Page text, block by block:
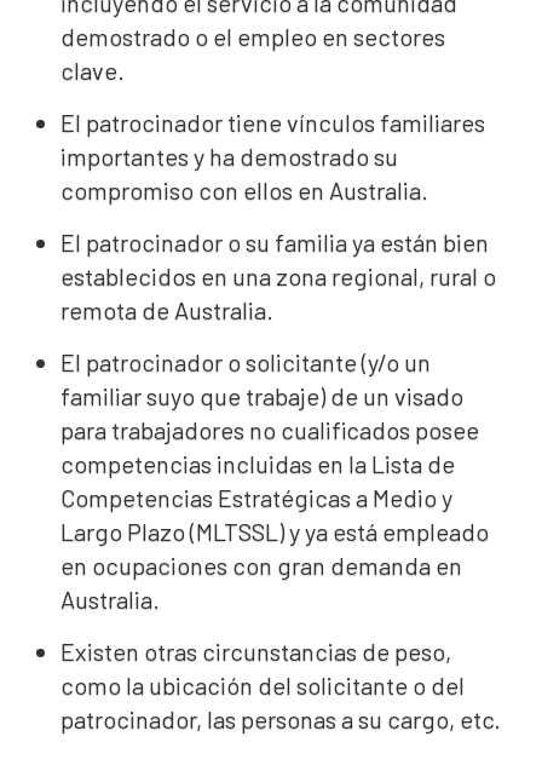
demostrado o el empleo en sectores
clave.
El patrocinador tiene vínculos familiares
importantes y ha demostrado su
compromiso con ellos en Australia.
El patrocinador o su familia ya están bien
establecidos en una zona regional, rural o
remota de Australia.
El patrocinador o solicitante (y/o un
familiar suyo que trabaje) de un visado
para trabajadores no cualificados posee
competencias incluidas en la Lista de
Competencias Estratégicas a Medio y
Largo Plazo (MLTSSL) y ya está empleado
en ocupaciones con gran demanda en
Australia.
Existen otras circunstancias de peso,
como la ubicación del solicitante o del
patrocinador, las personas a su cargo, etc.